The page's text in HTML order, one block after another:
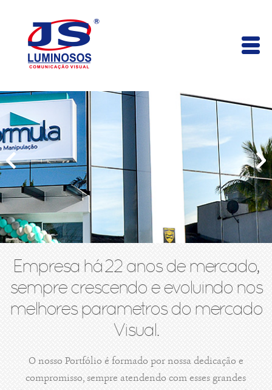
Empresa há 22 anos de mercado,
sempre crescendo e evoluindo nos
melhores parametros do mercado
Visual.
O nosso Portfólio é formado por nossa dedicação e
compromisso, sempre atendendo com esses grandes